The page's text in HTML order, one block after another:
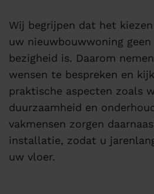
Wij begrijpen dat het
uw nieuwbouwwoning geen
bezigheid is. Daarom
wensen te bespreken en
praktische aspecten zoals
duurzaamheid en
vakmensen zorgen
installatie, zodat u
uw vloer.